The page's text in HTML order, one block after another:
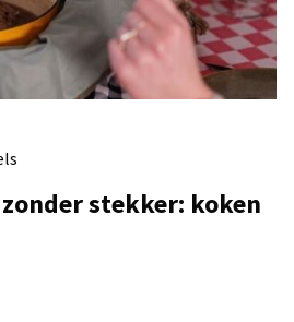
stekker: koken